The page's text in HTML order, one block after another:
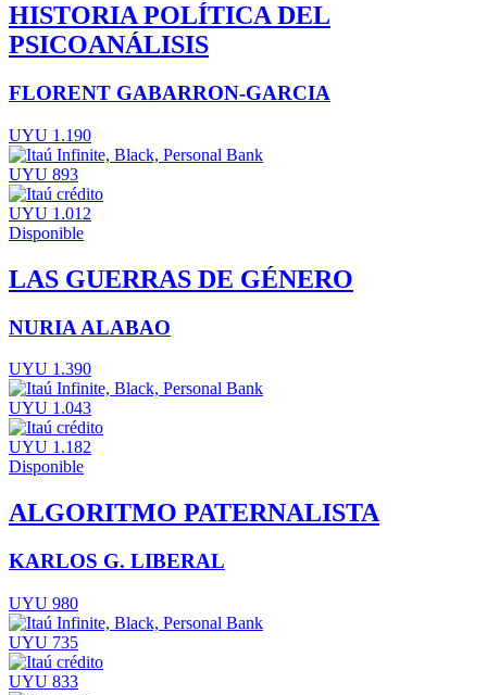
HISTORIA POLÍTICA DEL
PSICOANÁLISIS
FLORENT GABARRON-GARCIA
UYU 1.190
UYU 893
UYU 1.012
Disponible
LAS GUERRAS DE GÉNERO
NURIA ALABAO
UYU 1.390
UYU 1.043
UYU 1.182
Disponible
ALGORITMO PATERNALISTA
KARLOS G. LIBERAL
UYU 980
UYU 735
UYU 833